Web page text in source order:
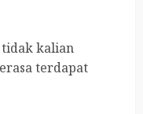
tidak kalian
terdapat